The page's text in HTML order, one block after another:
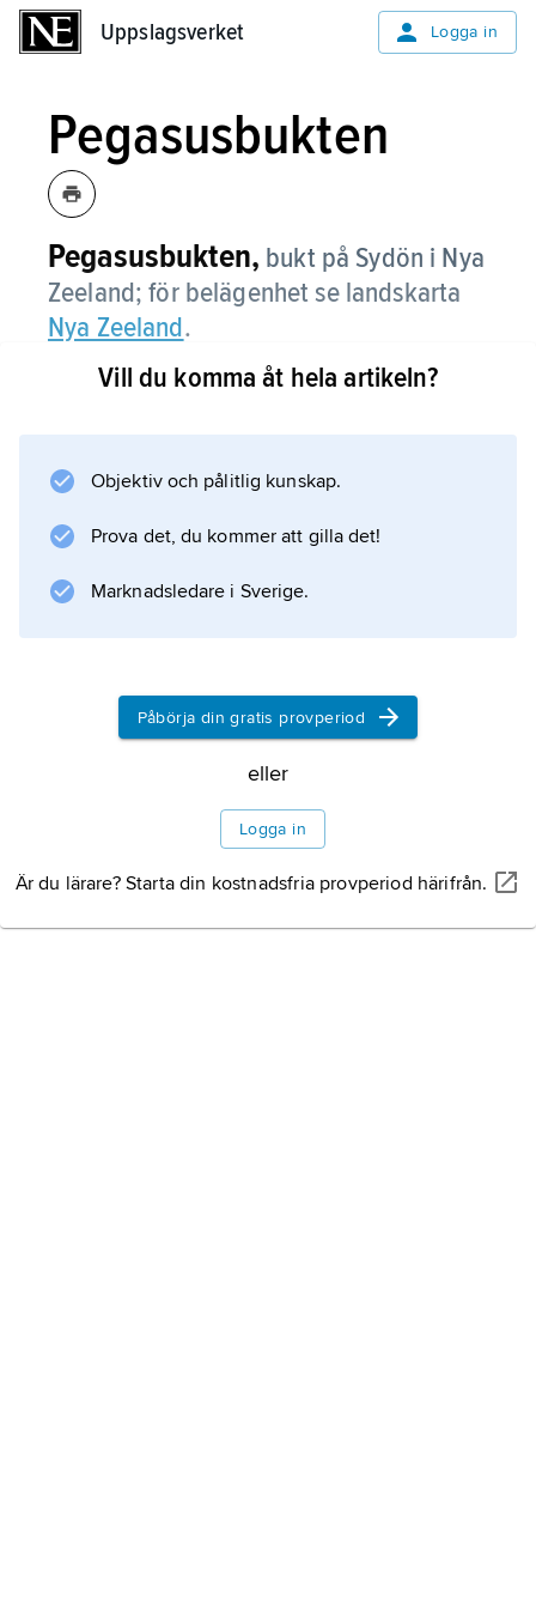
Uppslagsverket Logga in
Pegasusbukten
Pegasusbukten, bukt på Sydön i Nya
Zeeland; för belägenhet se landskarta
Nya Zeeland.
Information om artikeln
Vill du komma åt hela artikeln?
Objektiv och pålitlig kunskap.
Prova det, du kommer att gilla det!
Marknadsledare i Sverige.
Påbörja din gratis provperiod
eller
Logga in
Är du lärare? Starta din kostnadsfria provperiod härifrån.